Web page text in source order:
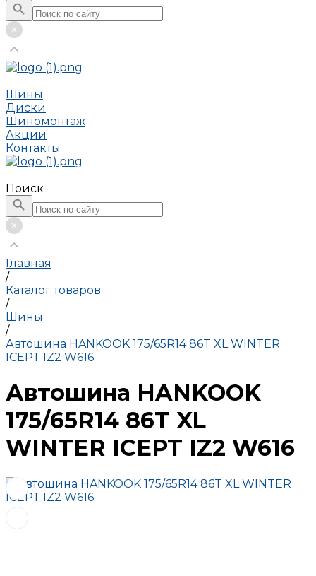
Шины
Диски
Шиномонтаж
Акции
Контакты
Поиск
Главная
/
Каталог товаров
/
Шины
/
Автошина HANKOOK 175/65R14 86T XL WINTER
ICEPT IZ2 W616
Автошина HANKOOK
175/65R14 86T XL
WINTER ICEPT IZ2 W616